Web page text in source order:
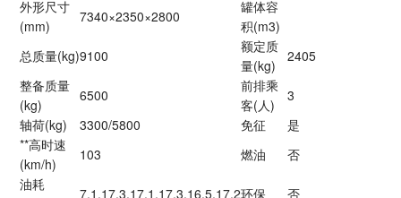
外形尺寸
(mm)
7340×2350×2800
罐体容
积(m3)
总质量(kg)9100
额定质
量(kg)
2405
整备质量
(kg)
6500
前排乘
客(人)
3
轴荷(kg)
3300/5800 免征
是
**高时速
(km/h)
103 燃油
否
油耗
7.1,17.3,17.1,17.3,16.5,17.2环保 否